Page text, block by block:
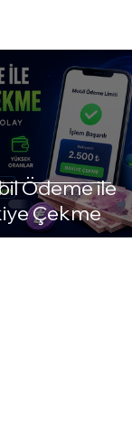
Ödeme ile
Çekme